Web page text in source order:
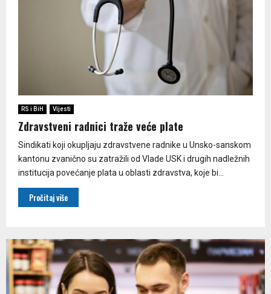
RS i BiH Vijesti
Zdravstveni radnici traže veće plate
Sindikati koji okupljaju zdravstvene radnike u Unsko-sanskom
kantonu zvanično su zatražili od Vlade USK i drugih nadležnih
institucija povećanje plata u oblasti zdravstva, koje bi...
Pročitaj više